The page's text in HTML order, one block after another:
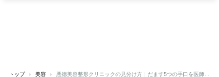
トップ 美容 悪徳美容整形クリニックの見分け方｜だます5つの手口を医師が解説